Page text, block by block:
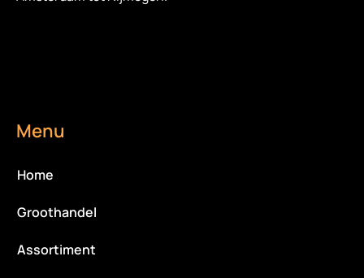
Menu
Home
Groothandel
Assortiment